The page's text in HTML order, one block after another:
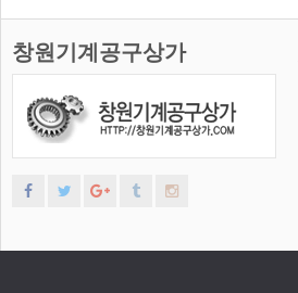
창원기계공구상가